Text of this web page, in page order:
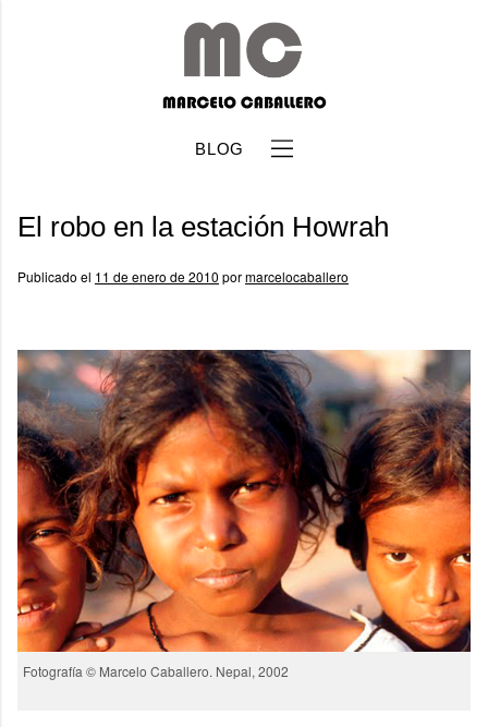
BLOG
El robo en la estación Howrah
Publicado el 11 de enero de 2010 pormarcelocaballero
Fotografía © Marcelo Caballero. Nepal, 2002